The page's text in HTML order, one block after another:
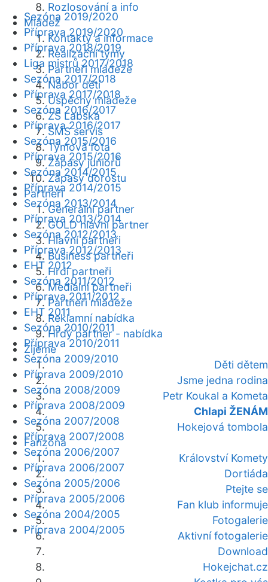
Rozlosování a info
Mládež
Kontakty a informace
Realizační týmy
Partneři mládeže
Nábor dětí
Úspěchy mládeže
ZŠ Labská
SMS servis
Týmová fota
Zápasy juniorů
Zápasy dorostu
Partneři
Generální partner
GOLD hlavní partner
Hlavní partneři
Business partneři
Hrdí partneři
Mediální partneři
Partneři mládeže
Reklamní nabídka
Hrdý partner - nabídka
Žijeme
Děti dětem
Jsme jedna rodina
Petr Koukal a Kometa
Chlapi ŽENÁM
Hokejová tombola
Fanzóna
Království Komety
Dortiáda
Ptejte se
Fan klub informuje
Fotogalerie
Aktivní fotogalerie
Download
Hokejchat.cz
Sezóna 2019/2020
Příprava 2019/2020
Příprava 2018/2019
Liga mistrů 2017/2018
Sezóna 2017/2018
Příprava 2017/2018
Sezóna 2016/2017
Příprava 2016/2017
Sezóna 2015/2016
Příprava 2015/2016
Sezóna 2014/2015
Příprava 2014/2015
Sezóna 2013/2014
Příprava 2013/2014
Sezóna 2012/2013
Příprava 2012/2013
EHT 2012
Sezóna 2011/2012
Příprava 2011/2012
EHT 2011
Sezóna 2010/2011
Příprava 2010/2011
Sezóna 2009/2010
Příprava 2009/2010
Sezóna 2008/2009
Příprava 2008/2009
Sezóna 2007/2008
Příprava 2007/2008
Sezóna 2006/2007
Příprava 2006/2007
Sezóna 2005/2006
Příprava 2005/2006
Sezóna 2004/2005
Příprava 2004/2005